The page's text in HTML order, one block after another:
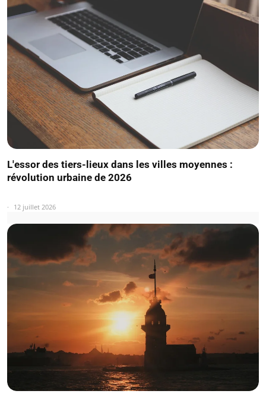
L'essor des tiers-lieux dans les villes moyennes :
révolution urbaine de 2026
12 juillet 2026